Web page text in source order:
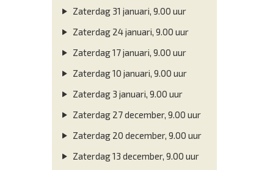
Zaterdag 31 januari, 9.00 uur
Zaterdag 24 januari, 9.00 uur
Zaterdag 17 januari, 9.00 uur
Zaterdag 10 januari, 9.00 uur
Zaterdag 3 januari, 9.00 uur
Zaterdag 27 december, 9.00 uur
Zaterdag 20 december, 9.00 uur
Zaterdag 13 december, 9.00 uur